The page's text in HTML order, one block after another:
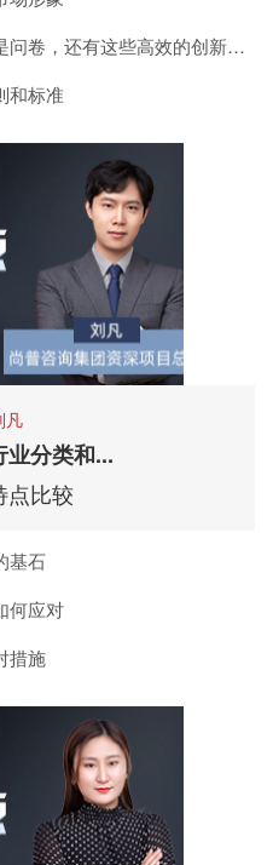
尚普咨询：市场调研不只是问卷，还有这些高效的创新方法
和标准
凡
分类和...
点比较
基石
何应对
措施